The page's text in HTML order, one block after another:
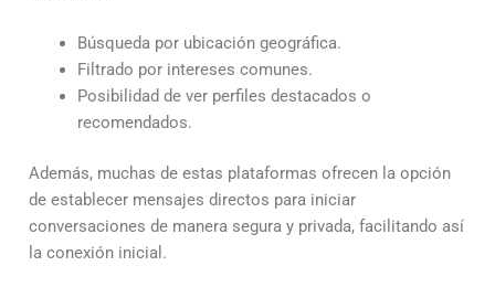
Búsqueda por ubicación geográfica.
Filtrado por intereses comunes.
Posibilidad de ver perfiles destacados o
recomendados.
Además, muchas de estas plataformas ofrecen la opción
de establecer mensajes directos para iniciar
conversaciones de manera segura y privada, facilitando así
la conexión inicial.